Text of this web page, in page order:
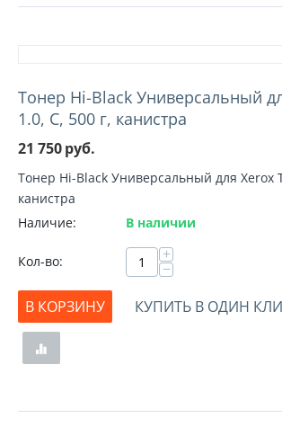
Тонер Hi-Black Универсальный
1.0, C, 500 г, канистра
21 750руб.
Тонер Hi-Black Универсальный для Xerox
канистра
Наличие:
В наличии
Кол-во: +
−
В КОРЗИНУ
КУПИТЬ В ОДИН